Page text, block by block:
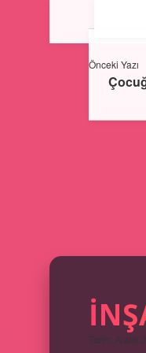
Tarih: Aralık
Önceki Yazı